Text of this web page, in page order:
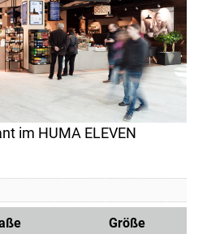
im HUMA ELEVEN
Größe